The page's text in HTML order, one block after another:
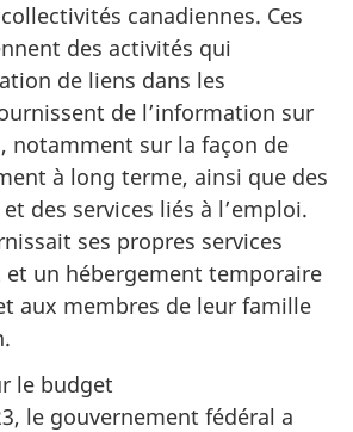
canadiennes. Ces
des activités qui
de liens dans les
de l’information sur
notamment sur la façon de
à long terme, ainsi que des
des services liés à l’emploi.
ses propres services
et un hébergement temporaire
aux membres de leur famille
le budget
le gouvernement fédéral a